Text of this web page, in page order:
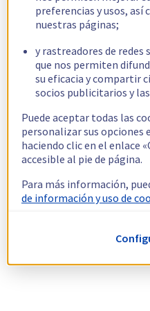
preferencias y usos,
nuestras páginas;
y rastreadores de redes
que nos permiten
su eficacia y compartir
socios publicitarios y
Puede aceptar todas las
personalizar sus opciones
haciendo clic en el enlace
accesible al pie de página.
Para más información,
de información y uso de